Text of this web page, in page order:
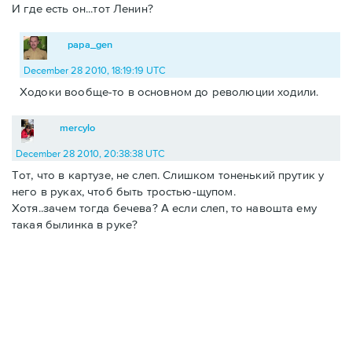
И где есть он...тот Ленин?
papa_gen
December 28 2010, 18:19:19 UTC
Ходоки вообще-то в основном до революции ходили.
mercylo
December 28 2010, 20:38:38 UTC
Тот, что в картузе, не слеп. Слишком тоненький прутик у
него в руках, чтоб быть тростью-щупом.
Хотя..зачем тогда бечева? А если слеп, то навошта ему
такая былинка в руке?